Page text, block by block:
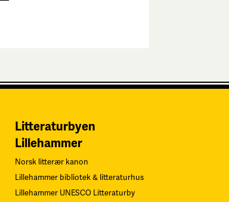
Litteraturbyen
Lillehammer
Norsk litterær kanon
Lillehammer bibliotek & litteraturhus
Lillehammer UNESCO Litteraturby